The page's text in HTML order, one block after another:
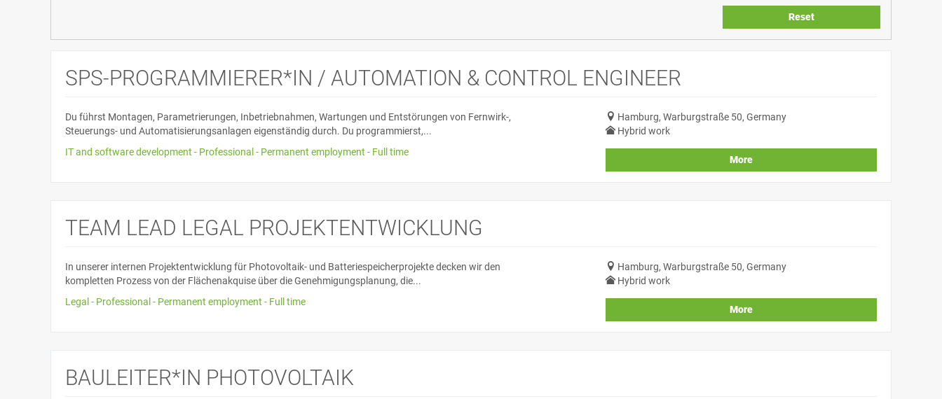
Reset
SPS-PROGRAMMIERER*IN / AUTOMATION & CONTROL ENGINEER
Du führst Montagen, Parametrierungen, Inbetriebnahmen, Wartungen und Entstörungen von Fernwirk-,
Steuerungs- und Automatisierungsanlagen eigenständig durch. Du programmierst,...
IT and software development - Professional - Permanent employment - Full time
Hamburg, Warburgstraße 50, Germany
Hybrid work
More
TEAM LEAD LEGAL PROJEKTENTWICKLUNG
In unserer internen Projektentwicklung für Photovoltaik- und Batteriespeicherprojekte decken wir den
kompletten Prozess von der Flächenakquise über die Genehmigungsplanung, die...
Legal - Professional - Permanent employment - Full time
Hamburg, Warburgstraße 50, Germany
Hybrid work
More
BAULEITER*IN PHOTOVOLTAIK